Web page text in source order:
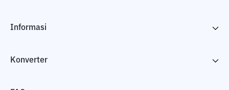
Informasi
Konverter